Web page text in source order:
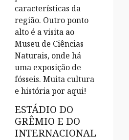
características da
região. Outro ponto
alto é a visita ao
Museu de Ciências
Naturais, onde há
uma exposição de
fósseis. Muita cultura
e história por aqui!
ESTÁDIO DO
GRÊMIO E DO
INTERNACIONAL